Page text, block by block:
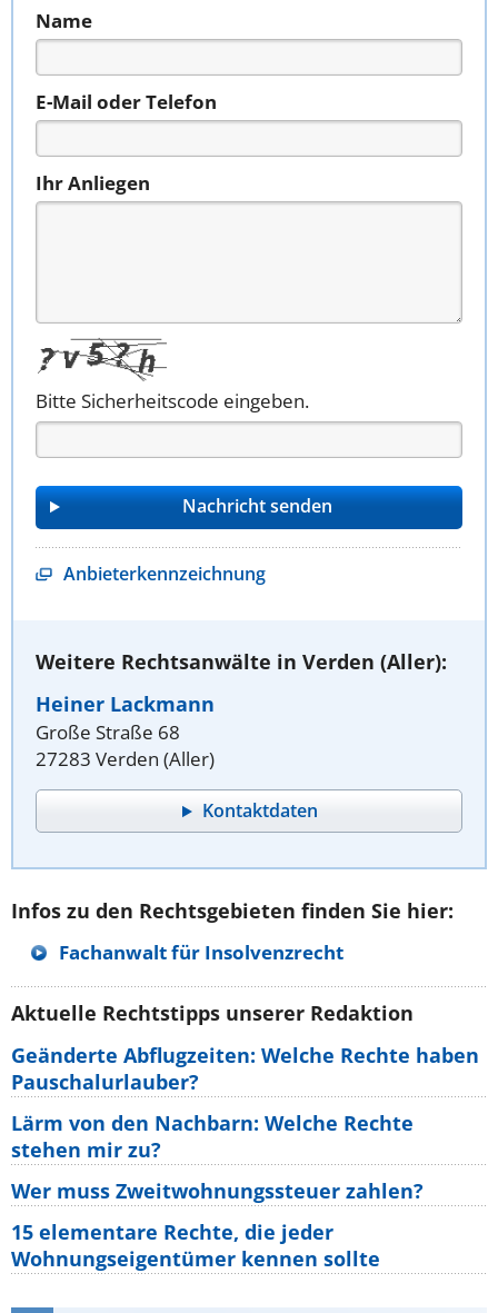
Name
E-Mail oder Telefon
Ihr Anliegen
Bitte Sicherheitscode eingeben.
Anbieterkennzeichnung
Weitere Rechtsanwälte in Verden (Aller):
Heiner Lackmann
Große Straße 68
27283 Verden (Aller)
Kontaktdaten
Infos zu den Rechtsgebieten finden Sie hier:
Fachanwalt für Insolvenzrecht
Aktuelle Rechtstipps unserer Redaktion
Geänderte Abflugzeiten: Welche Rechte haben
Pauschalurlauber?
Lärm von den Nachbarn: Welche Rechte
stehen mir zu?
Wer muss Zweitwohnungssteuer zahlen?
15 elementare Rechte, die jeder
Wohnungseigentümer kennen sollte